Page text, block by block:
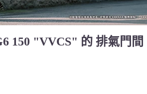
150 "VVCS" 的 排氣門間